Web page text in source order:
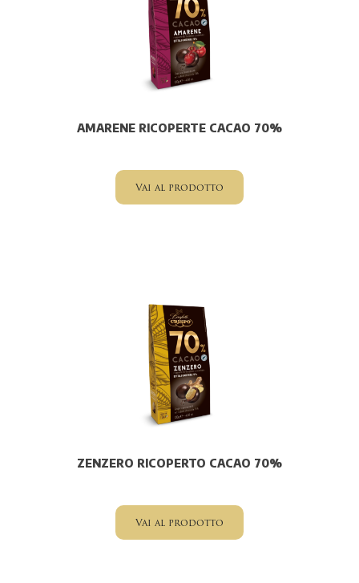
AMARENE RICOPERTE CACAO 70%
Vai al prodotto
ZENZERO RICOPERTO CACAO 70%
Vai al prodotto